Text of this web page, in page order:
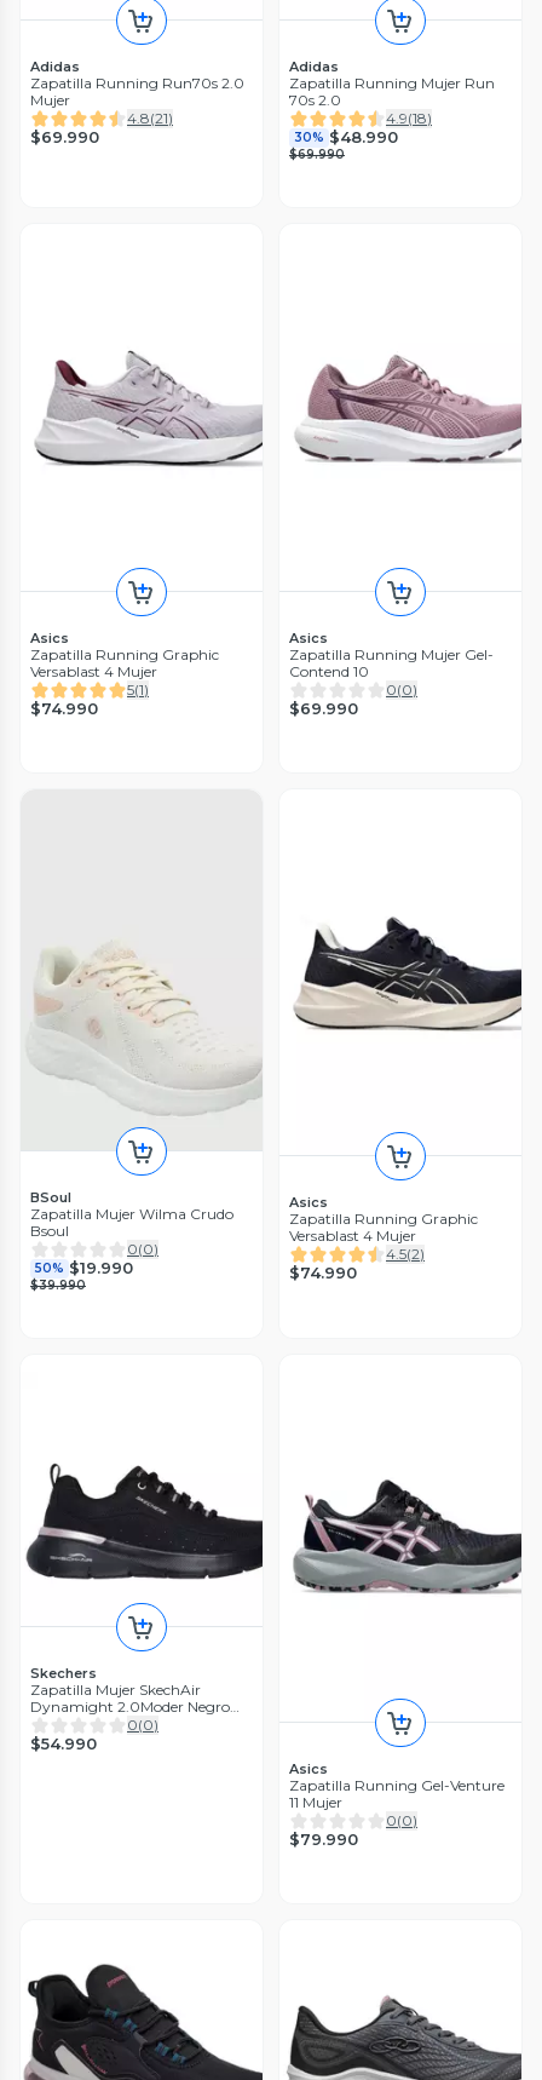
Adidas
Zapatilla Running Run70s 2.0
Mujer
4.8(21)
$69.990
Adidas
Zapatilla Running Mujer Run
70s 2.0
4.9(18)
30% $48.990
$69.990
Asics
Zapatilla Running Graphic
Versablast 4 Mujer
5(1)
$74.990
Asics
Zapatilla Running Mujer Gel-
Contend 10
0(0)
$69.990
BSoul
Zapatilla Mujer Wilma Crudo
Bsoul
0(0)
50% $19.990
$39.990
Asics
Zapatilla Running Graphic
Versablast 4 Mujer
4.5(2)
$74.990
Skechers
Zapatilla Mujer SkechAir
Dynamight 2.0Moder Negro
Skechers
0(0)
$54.990
Asics
Zapatilla Running Gel-Venture
11 Mujer
0(0)
$79.990